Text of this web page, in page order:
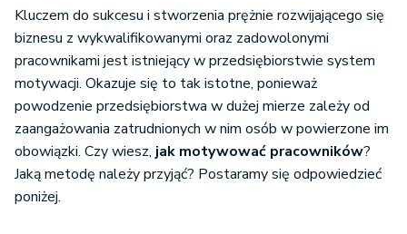
sposób? Jak motywować pracowników różnych branż?
Branża IT
Branża produkcyjna
Pracownicy biurowi
Jak motywować pracowników małych firm, a jak pracowników
korporacji?
Dlaczego ludzie podejmują właśnie tę pracę?
Kluczem do sukcesu i stworzenia prężnie rozwijającego się
biznesu z wykwalifikowanymi oraz zadowolonymi
pracownikami jest istniejący w przedsiębiorstwie system
motywacji. Okazuje się to tak istotne, ponieważ
powodzenie przedsiębiorstwa w dużej mierze zależy od
zaangażowania zatrudnionych w nim osób w powierzone im
obowiązki. Czy wiesz, jak motywować pracowników?
Jaką metodę należy przyjąć? Postaramy się odpowiedzieć
poniżej.